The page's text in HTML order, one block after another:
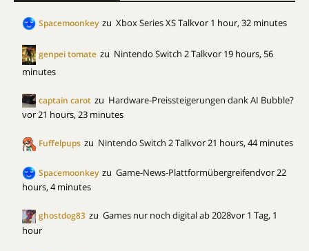
Spacemoonkey zu Xbox Series XS Talkvor 1 hour, 32 minutes
genpei tomate zu Nintendo Switch 2 Talkvor 19 hours, 56
minutes
captain carot zu Hardware-Preissteigerungen dank AI Bubble?
vor 21 hours, 23 minutes
Fuffelpups zu Nintendo Switch 2 Talkvor 21 hours, 44 minutes
Spacemoonkey zu Game-News-Plattformübergreifendvor 22
hours, 4 minutes
ghostdog83 zu Games nur noch digital ab 2028vor 1 Tag, 1
hour